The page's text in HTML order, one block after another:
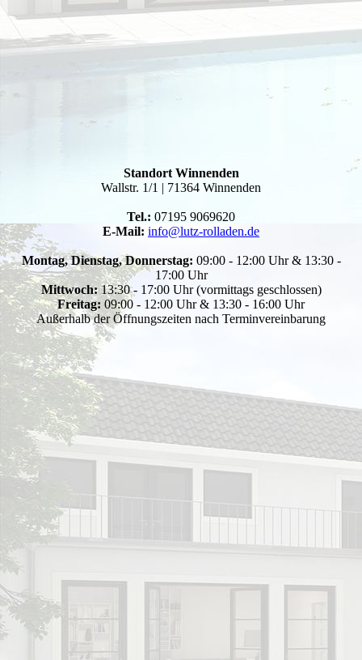
Standort Winnenden
Wallstr. 1/1 | 71364 Winnenden
Tel.: 07195 9069620
E-Mail: info@lutz-rolladen.de
Montag, Dienstag, Donnerstag: 09:00 - 12:00 Uhr & 13:30 -
17:00 Uhr
Mittwoch:13:30 - 17:00 Uhr (vormittags geschlossen)
Freitag: 09:00 - 12:00 Uhr & 13:30 - 16:00 Uhr
Außerhalb der Öffnungszeiten nach Terminvereinbarung